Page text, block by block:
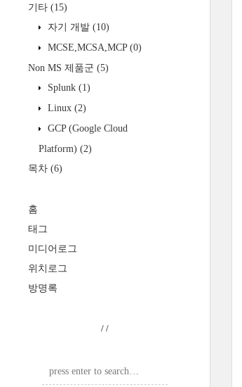
기타 (15)
자기 개발 (10)
MCSE,MCSA,MCP (0)
Non MS 제품군 (5)
Splunk (1)
Linux (2)
GCP (Google Cloud
Platform) (2)
목차 (6)
홈
태그
미디어로그
위치로그
방명록
/ /